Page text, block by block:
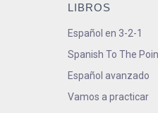
LIBROS
Español en 3-2-1
Spanish To The
Español avanzado
Vamos a practicar